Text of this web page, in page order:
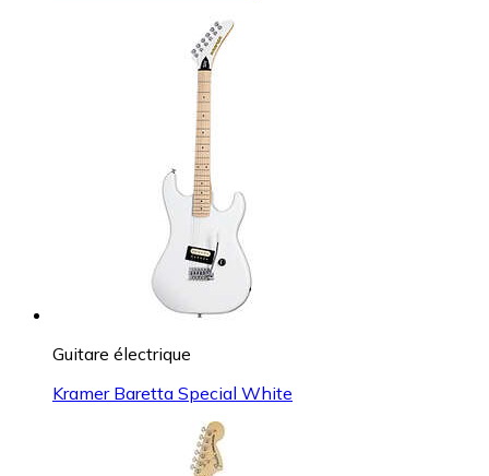
Guitare électrique
Kramer Baretta Special White